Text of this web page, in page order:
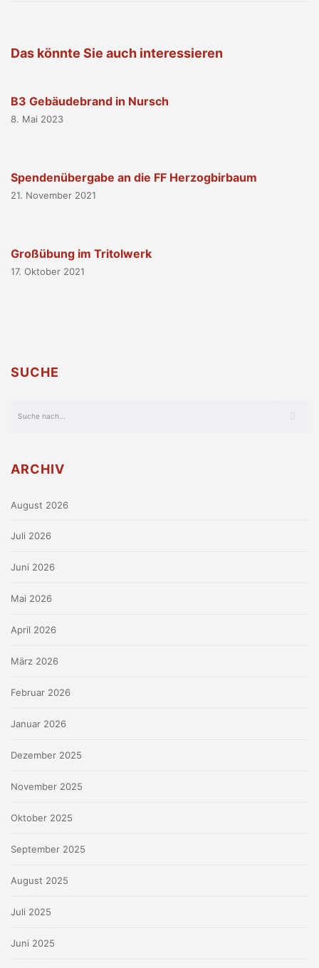
Das könnte Sie auch interessieren
B3 Gebäudebrand in Nursch
8. Mai 2023
Spendenübergabe an die FF Herzogbirbaum
21. November 2021
Großübung im Tritolwerk
17. Oktober 2021
SUCHE
ARCHIV
August 2026
Juli 2026
Juni 2026
Mai 2026
April 2026
März 2026
Februar 2026
Januar 2026
Dezember 2025
November 2025
Oktober 2025
September 2025
August 2025
Juli 2025
Juni 2025